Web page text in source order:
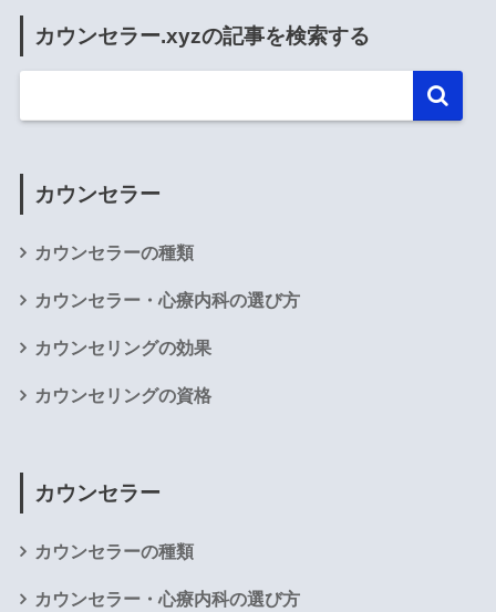
カウンセラー.xyzの記事を検索する
カウンセラー
カウンセラーの種類
カウンセラー・心療内科の選び方
カウンセリングの効果
カウンセリングの資格
カウンセラー
カウンセラーの種類
カウンセラー・心療内科の選び方